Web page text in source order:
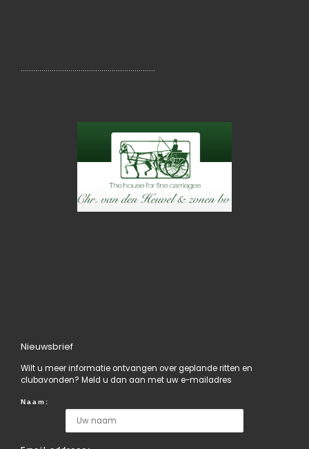
………………………………………………………..
Nieuwsbrief
Wilt u meer informatie ontvangen over geplande ritten en
clubavonden? Meld u dan aan met uw e-mailadres
Naam: